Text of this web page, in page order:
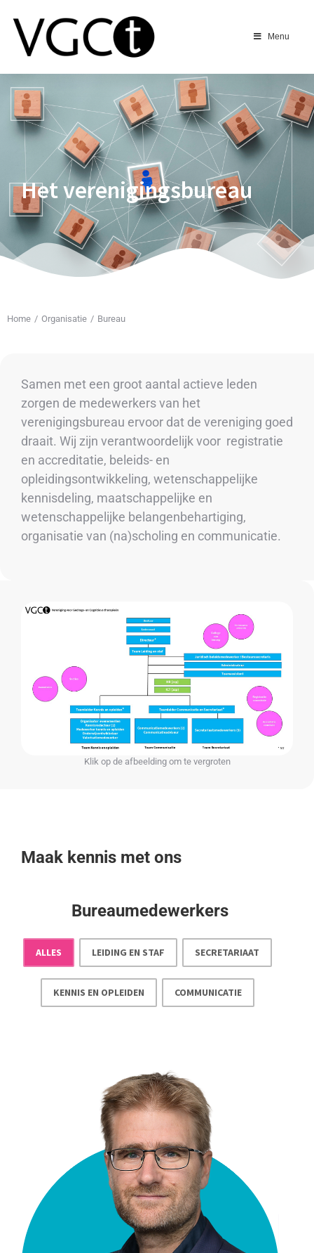
Menu
Het verenigingsbureau
Je bent hier:
Home Organisatie Bureau
Samen met een groot aantal actieve leden
zorgen de medewerkers van het
verenigingsbureau ervoor dat de vereniging goed
draait. Wij zijn verantwoordelijk voor registratie
en accreditatie, beleids- en
opleidingsontwikkeling, wetenschappelijke
kennisdeling, maatschappelijke en
wetenschappelijke belangenbehartiging,
organisatie van (na)scholing en communicatie.
Klik op de afbeelding om te vergroten
Maak kennis met ons
Bureaumedewerkers
ALLES LEIDING EN STAF SECRETARIAAT
KENNIS EN OPLEIDEN COMMUNICATIE